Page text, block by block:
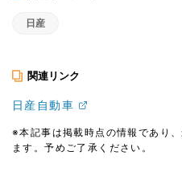
日産
関連リンク
日産自動車
※本記事は掲載時点の情報であり
ます。予めご了承ください。